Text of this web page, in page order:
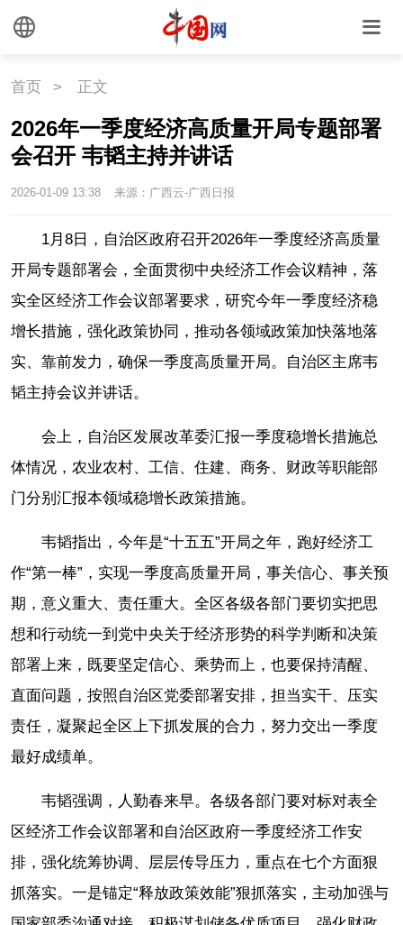
首页 > 正文
2026年一季度经济高质量开局专题部署
会召开 韦韬主持并讲话
2026-01-09 13:38 来源：广西云-广西日报
1月8日，自治区政府召开2026年一季度经济高质量
开局专题部署会，全面贯彻中央经济工作会议精神，落
实全区经济工作会议部署要求，研究今年一季度经济稳
增长措施，强化政策协同，推动各领域政策加快落地落
实、靠前发力，确保一季度高质量开局。自治区主席韦
韬主持会议并讲话。
会上，自治区发展改革委汇报一季度稳增长措施总
体情况，农业农村、工信、住建、商务、财政等职能部
门分别汇报本领域稳增长政策措施。
韦韬指出，今年是“十五五”开局之年，跑好经济工
作“第一棒”，实现一季度高质量开局，事关信心、事关预
期，意义重大、责任重大。全区各级各部门要切实把思
想和行动统一到党中央关于经济形势的科学判断和决策
部署上来，既要坚定信心、乘势而上，也要保持清醒、
直面问题，按照自治区党委部署安排，担当实干、压实
责任，凝聚起全区上下抓发展的合力，努力交出一季度
最好成绩单。
韦韬强调，人勤春来早。各级各部门要对标对表全
区经济工作会议部署和自治区政府一季度经济工作安
排，强化统筹协调、层层传导压力，重点在七个方面狠
抓落实。一是锚定“释放政策效能”狠抓落实，主动加强与